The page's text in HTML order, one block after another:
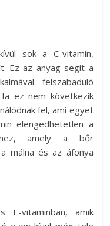
sok a C-vitamin,
Ez az anyag segít a
felszabaduló
ez nem következik
fel, ami egyet
elengedhetetlen a
amely a bőr
málna és az áfonya
E-vitaminban, amik